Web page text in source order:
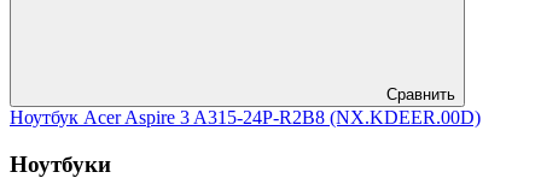
Сравнить
Ноутбук Acer Aspire 3 A315-24P-R2B8 (NX.KDEER.00D)
Ноутбуки